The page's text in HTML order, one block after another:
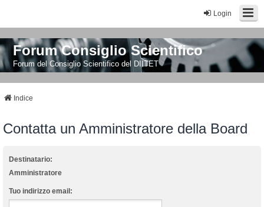
Login
Forum Consiglio Scientifico
Forum del Consiglio Scientifico del DIITET
Indice
Contatta un Amministratore della Board
Destinatario:
Amministratore
Tuo indirizzo email: